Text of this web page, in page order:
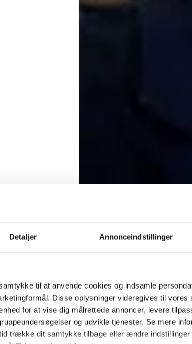
Detaljer Annonceindstillinger
til at anvende cookies og indsamle
Disse oplysninger videregives til vores
for at vise dig målrettede annoncer, levere
og udvikle tjenester. Se mere
trække dit samtykke tilbage eller ændre indstillinger